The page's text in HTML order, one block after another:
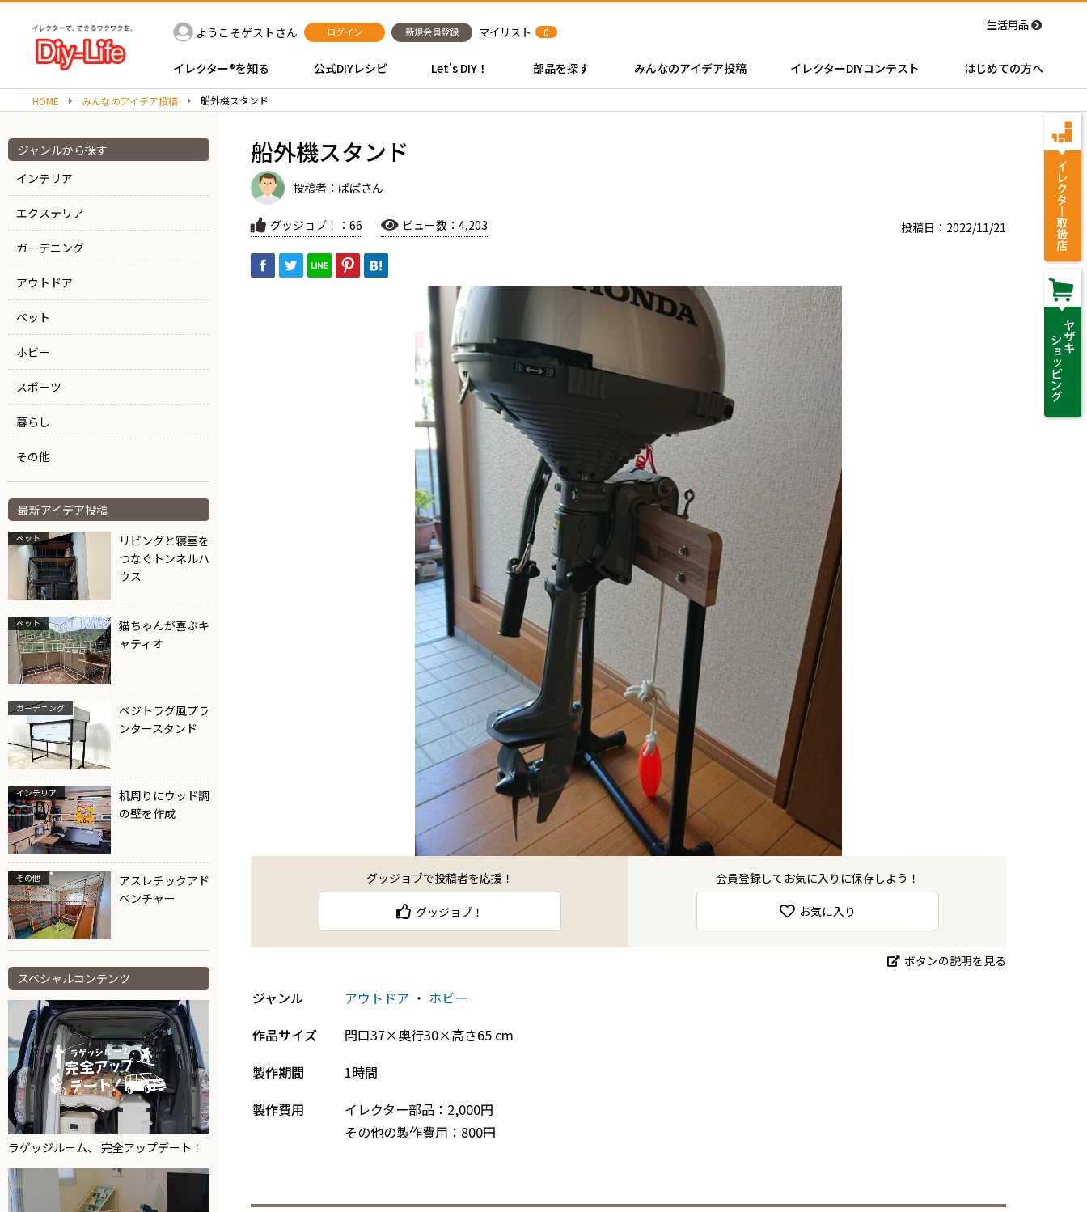
ようこそゲストさん ログイン 新規会員登録 マイリスト 0 生活用品
イレクター®を知る 公式DIYレシピ Let's DIY！ 部品を探す みんなのアイデア投稿 イレクターDIYコンテスト はじめての方へ
HOME みんなのアイデア投稿 船外機スタンド
ジャンルから探す
インテリア
エクステリア
ガーデニング
アウトドア
ペット
ホビー
スポーツ
暮らし
その他
最新アイデア投稿
ペット
リビングと寝室を
つなぐトンネルハ
ウス
ペット
猫ちゃんが喜ぶキ
ャティオ
ガーデニング
ベジトラグ風プラ
ンタースタンド
インテリア
机周りにウッド調
の壁を作成
その他
アスレチックアド
ベンチャー
スペシャルコンテンツ
ラゲッジルーム、 完全アップデート！
船外機スタンド
投稿者：ぱぱさん
グッジョブ！：66 ビュー数：4,203 投稿日：2022/11/21
グッジョブで投稿者を応援！
グッジョブ！
会員登録してお気に入りに保存しよう！
お気に入り
ボタンの説明を見る
ジャンル アウトドア ・ ホビー
作品サイズ
間口37×奥行30×高さ65 cm
製作期間
1時間
製作費用
イレクター部品：2,000円
その他の製作費用：800円